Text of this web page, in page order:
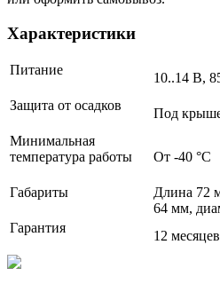
Характеристики
Питание
10..14 В,
Защита от осадков
Под
Минимальная
температура работы
От -40 °C
Габариты
Длина 72
64 мм,
Гарантия
12 месяцев